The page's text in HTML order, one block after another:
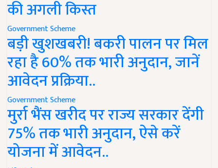
की अगली किस्त
Government Scheme
बड़ी खुशखबरी! बकरी पालन पर मिल
रहा है 60% तक भारी अनुदान, जानें
आवेदन प्रक्रिया..
Government Scheme
मुर्रा भैंस खरीद पर राज्य सरकार देंगी
75% तक भारी अनुदान, ऐसे करें
योजना में आवेदन..